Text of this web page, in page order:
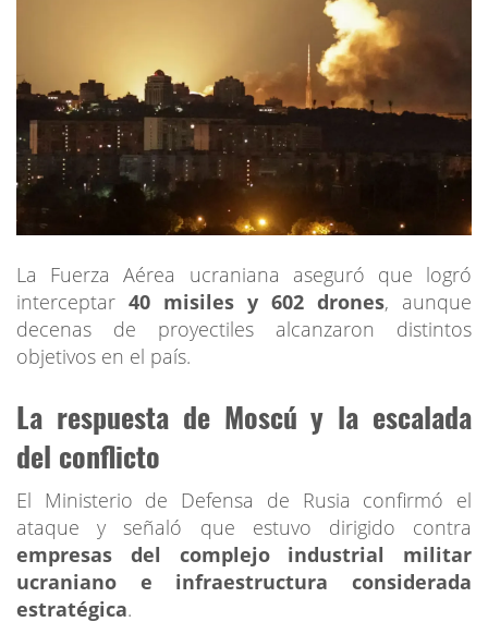
La Fuerza Aérea ucraniana aseguró que logró
interceptar 40 misiles y 602 drones, aunque
decenas de proyectiles alcanzaron distintos
objetivos en el país.
La respuesta de Moscú y la escalada
del conflicto
El Ministerio de Defensa de Rusia confirmó el
ataque y señaló que estuvo dirigido contra
empresas del complejo industrial militar
ucraniano e infraestructura considerada
estratégica.